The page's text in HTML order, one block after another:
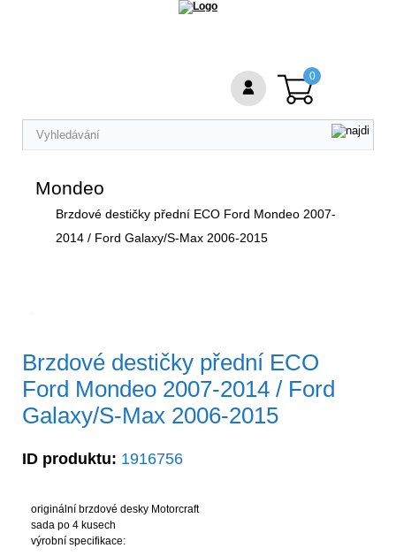
Mondeo
Brzdové destičky přední ECO Ford Mondeo 2007-
2014 / Ford Galaxy/S-Max 2006-2015
Brzdové destičky přední ECO
Ford Mondeo 2007-2014 / Ford
Galaxy/S-Max 2006-2015
ID produktu: 1916756
originální brzdové desky Motorcraft
sada po 4 kusech
výrobní specifikace:
0